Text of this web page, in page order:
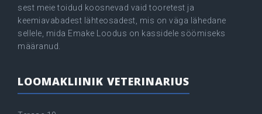
sest meie toidud koosnevad vaid tooretest ja
keemiavabadest lähteosadest, mis on väga lähedane
sellele, mida Emake Loodus on kassidele söömiseks
määranud.
LOOMAKLIINIK VETERINARIUS